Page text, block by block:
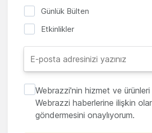
Günlük Bülten
Etkinlikler
Webrazzi'nin hizmet ve ürünleri
Webrazzi haberlerine ilişkin
göndermesini onaylıyorum.